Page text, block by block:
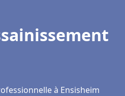
à Ensisheim